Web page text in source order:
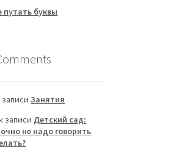
путать буквы
записиЗанятия
записи Детский сад:
не надо говорить